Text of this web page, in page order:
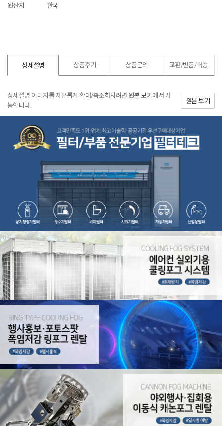
원산지 한국
상세설명 상품후기 상품문의 교환/반품/배송
상세설명 이미지를 자유롭게 확대/축소하시려면 원본 보기 에서 가
능합니다.
원본 보기